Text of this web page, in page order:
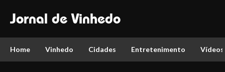
Jornal de Vinhedo
Home Vinhedo Cidades Entretenimento Vídeos